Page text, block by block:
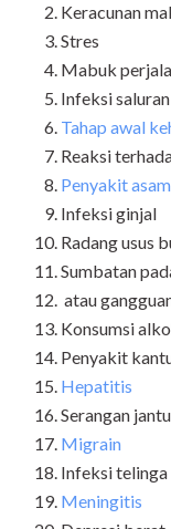
Keracunan
Stres
Mabuk
Infeksi
Tahap awal
Reaksi
Penyakit
Infeksi ginjal
Radang usus
Sumbatan
atau
Konsumsi
Penyakit
Hepatitis
Serangan
Migrain
Infeksi telinga
Meningitis